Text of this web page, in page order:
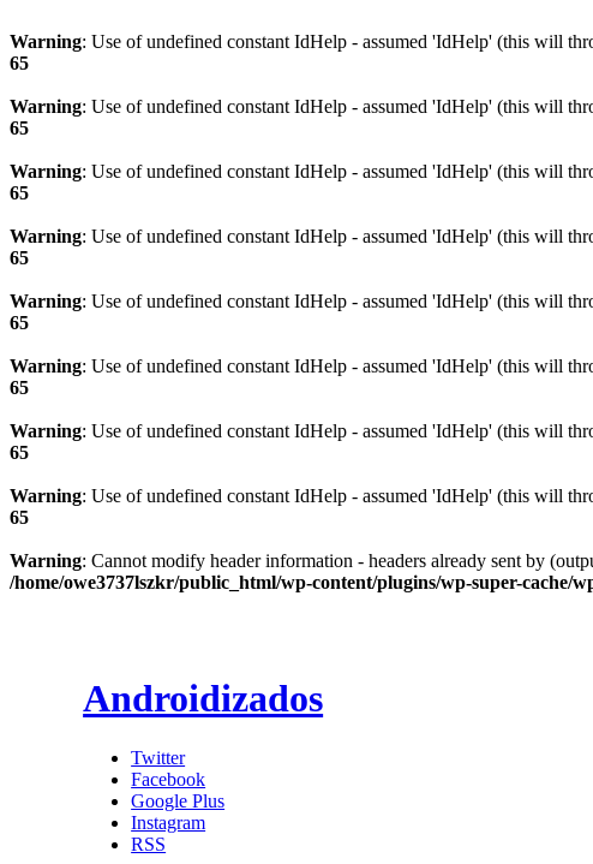
Warning: Use of undefined constant IdHelp - assumed 'IdHelp' (this will
65
Warning: Use of undefined constant IdHelp - assumed 'IdHelp' (this will
65
Warning: Use of undefined constant IdHelp - assumed 'IdHelp' (this will
65
Warning: Use of undefined constant IdHelp - assumed 'IdHelp' (this will
65
Warning: Use of undefined constant IdHelp - assumed 'IdHelp' (this will
65
Warning: Use of undefined constant IdHelp - assumed 'IdHelp' (this will
65
Warning: Use of undefined constant IdHelp - assumed 'IdHelp' (this will
65
Warning: Use of undefined constant IdHelp - assumed 'IdHelp' (this will
65
Warning: Cannot modify header information - headers already sent by
/home/owe3737lszkr/public_html/wp-content/plugins/wp-super-cache/
Androidizados
Twitter
Facebook
Google Plus
Instagram
RSS